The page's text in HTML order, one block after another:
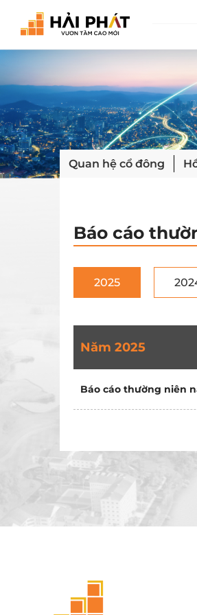
Quan hệ cổ đông
Báo cáo
2025
Năm 2025
Báo cáo thường niên